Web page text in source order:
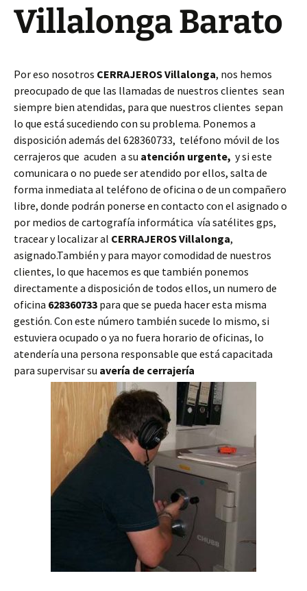
Villalonga Barato
Por eso nosotros CERRAJEROS Villalonga, nos hemos
preocupado de que las llamadas de nuestros clientes sean
siempre bien atendidas, para que nuestros clientes sepan
lo que está sucediendo con su problema. Ponemos a
disposición además del 628360733, teléfono móvil de los
cerrajeros que acuden a su atención urgente, y si este
comunicara o no puede ser atendido por ellos, salta de
forma inmediata al teléfono de oficina o de un compañero
libre, donde podrán ponerse en contacto con el asignado o
por medios de cartografía informática vía satélites gps,
tracear y localizar al CERRAJEROS Villalonga,
asignado.También y para mayor comodidad de nuestros
clientes, lo que hacemos es que también ponemos
directamente a disposición de todos ellos, un numero de
oficina 628360733 para que se pueda hacer esta misma
gestión. Con este número también sucede lo mismo, si
estuviera ocupado o ya no fuera horario de oficinas, lo
atendería una persona responsable que está capacitada
para supervisar su avería de cerrajería